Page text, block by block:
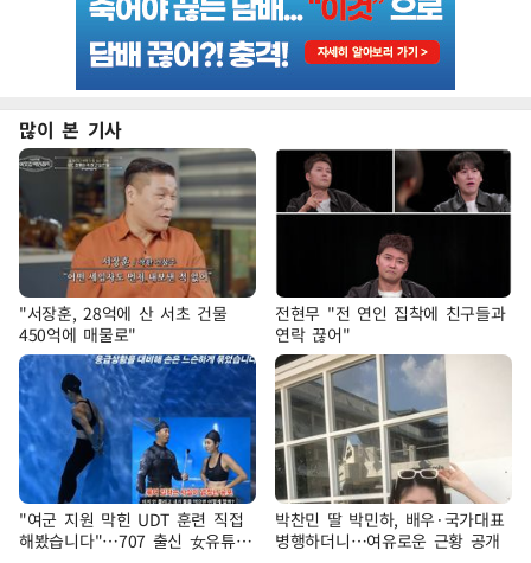
많이 본 기사
"서장훈, 28억에 산 서초 건물
450억에 매물로"
전현무 "전 연인 집착에 친구들과
연락 끊어"
"여군 지원 막힌 UDT 훈련 직접
해봤습니다"…707 출신 女유튜버
박찬민 딸 박민하, 배우·국가대표
병행하더니…여유로운 근황 공개